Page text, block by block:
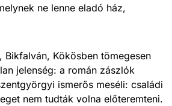
ne lenne eladó ház,
Kökösben tömegesen
jelenség: a román zászlók
ismerős meséli: családi
nem tudták volna előteremteni.